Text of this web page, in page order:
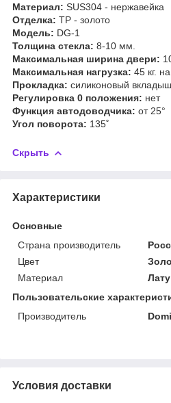
Материал: SUS304 - нержавейка
Отделка: TP - золото
Модель: DG-1
Толщина стекла: 8-10 мм.
Максимальная ширина двери:
Максимальная нагрузка: 45 кг.
Прокладка: силиконовый вкладыш
Регулировка 0 положения: нет
Функция автодоводчика: от 25°
Угол поворота: 135˚
Скрыть
Характеристики
Основные
Страна производитель
Цвет
Материал
Пользовательские
Производитель
Условия доставки